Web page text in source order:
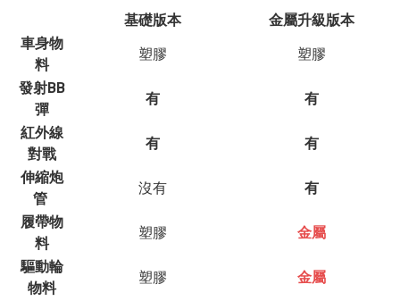
基礎版本
金屬升級版本
車身物
料
塑膠
塑膠
發射BB
彈
有
有
紅外線
對戰
有
有
伸縮炮
管
沒有
有
履帶物
料
塑膠
金屬
驅動輪
物料
塑膠
金屬